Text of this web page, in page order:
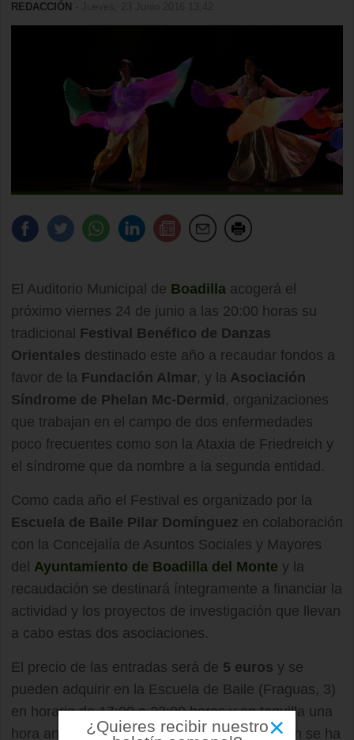
REDACCIÓN
El Auditorio Municipal de Boadilla acogerá el
próximo viernes 24 de junio a las 20:00 horas su
tradicional Festival Benéfico de Danzas
Orientales destinado este año a recaudar fondos a
favor de la Fundación Almar, y la Asociación
Síndrome de Phelan Mc-Dermid , organizaciones
que trabajan en el campo de dos enfermedades
poco frecuentes como son la Ataxia de Friedreich y
el síndrome que da nombre a la segunda entidad.
Como cada año el Festival es organizado por la
Escuela de Baile Pilar Domínguez en colaboración
con la Concejalía de Asuntos Sociales y Mayores
del Ayuntamiento de Boadilla del Monte y la
recaudación se destinará íntegramente a financiar la
actividad y los proyectos de investigación que llevan
a cabo estas dos asociaciones.
El precio de las entradas será de 5 euros y se
pueden adquirir en la Escuela de Baile (Fraguas, 3)
en horario de 17:00 a 22:00 horas y en taquilla una
hora antes del inicio del espectáculo. También se ha
×
¿Quieres recibir nuestro